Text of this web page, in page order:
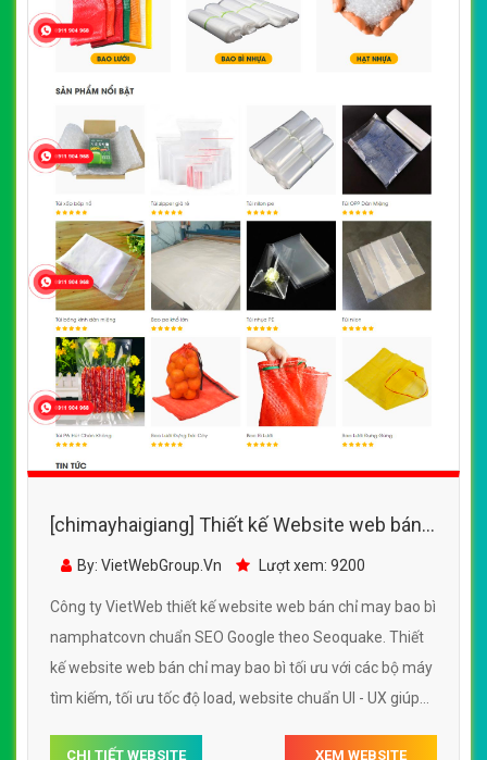
[chimayhaigiang] Thiết kế Website web bán
chỉ may bao bì - namphatcovn
By: VietWebGroup.Vn Lượt xem: 9200
Công ty VietWeb thiết kế website web bán chỉ may bao bì
namphatcovn chuẩn SEO Google theo Seoquake. Thiết
kế website web bán chỉ may bao bì tối ưu với các bộ máy
tìm kiếm, tối ưu tốc độ load, website chuẩn UI - UX giúp
CHI TIẾT WEBSITE XEM WEBSITE